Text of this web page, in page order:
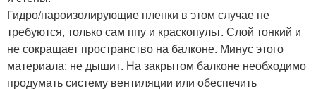
Гидро/пароизолирующие пленки в этом случае не
требуются, только сам ппу и краскопульт. Слой тонкий и
не сокращает пространство на балконе. Минус этого
материала: не дышит. На закрытом балконе необходимо
продумать систему вентиляции или обеспечить